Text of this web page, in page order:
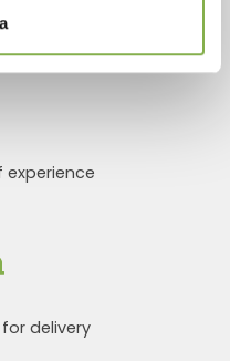
experience
delivery